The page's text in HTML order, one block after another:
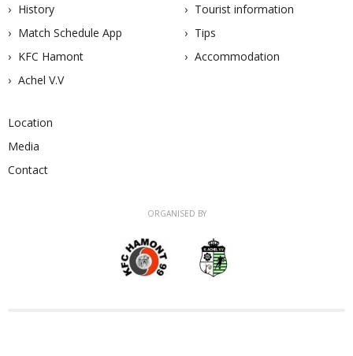
History
Match Schedule App
KFC Hamont
Achel V.V
Tourist information
Tips
Accommodation
Location
Media
Contact
ORGANISED BY